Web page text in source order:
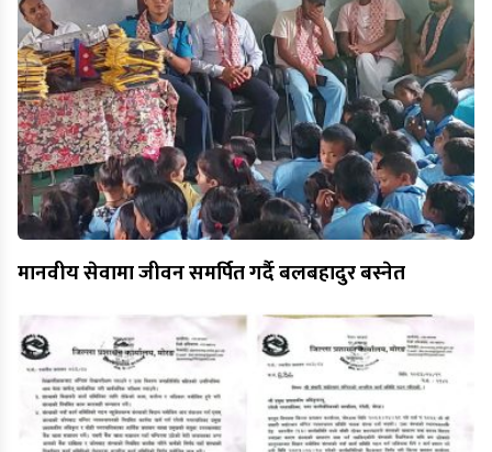
मानवीय सेवामा जीवन समर्पित गर्दै बलबहादुर बस्नेत